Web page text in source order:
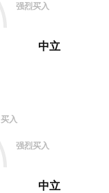
买入
强烈买入
中立
强烈买入
中立